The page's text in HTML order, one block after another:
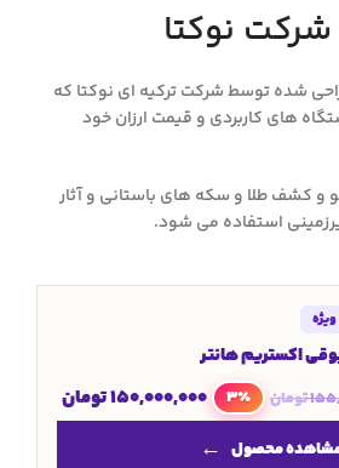
نوکتا
شده توسط شرکت ترکیه ای نوکتا که
های کاربردی و قیمت ارزان خود
و کشف طلا و سکه های باستانی و آثار
استفاده می شود.
اکستریم هانتر
تومان 3٪ 150,000,000تومان
محصول